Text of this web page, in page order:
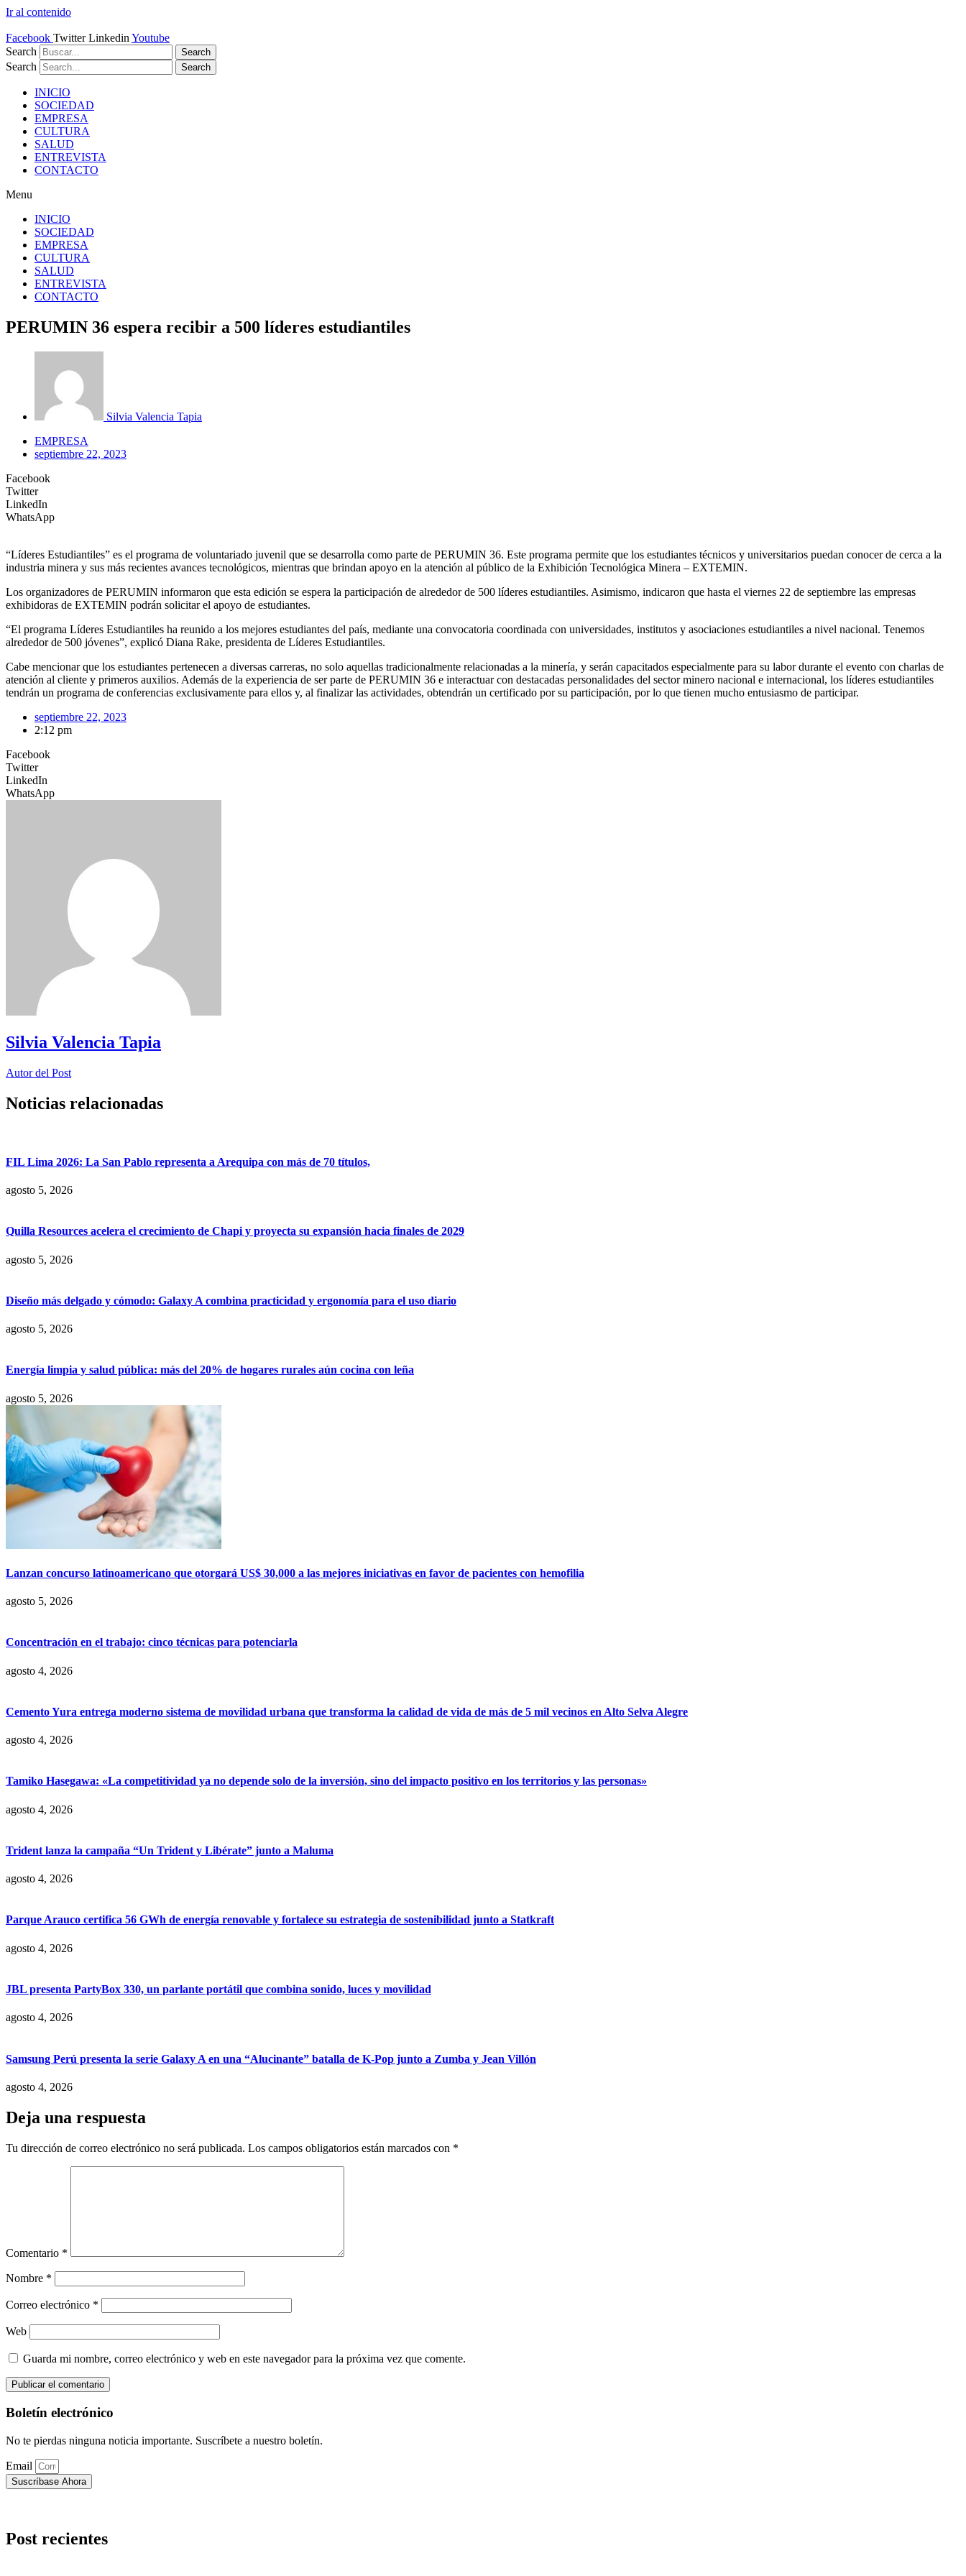
Ir al contenido
Facebook Twitter Linkedin Youtube
Search
Search
Search Search
INICIO
SOCIEDAD
EMPRESA
CULTURA
SALUD
ENTREVISTA
CONTACTO
Menu
INICIO
SOCIEDAD
EMPRESA
CULTURA
SALUD
ENTREVISTA
CONTACTO
PERUMIN 36 espera recibir a 500 líderes estudiantiles
Silvia Valencia Tapia
EMPRESA
septiembre 22, 2023
Facebook
Twitter
LinkedIn
WhatsApp
“Líderes Estudiantiles” es el programa de voluntariado juvenil que se desarrolla como parte de PERUMIN 36. Este programa permite que los estudiantes técnicos y universitarios puedan conocer de cerca a la
industria minera y sus más recientes avances tecnológicos, mientras que brindan apoyo en la atención al público de la Exhibición Tecnológica Minera – EXTEMIN.
Los organizadores de PERUMIN informaron que esta edición se espera la participación de alrededor de 500 líderes estudiantiles. Asimismo, indicaron que hasta el viernes 22 de septiembre las empresas
exhibidoras de EXTEMIN podrán solicitar el apoyo de estudiantes.
“El programa Líderes Estudiantiles ha reunido a los mejores estudiantes del país, mediante una convocatoria coordinada con universidades, institutos y asociaciones estudiantiles a nivel nacional. Tenemos
alrededor de 500 jóvenes”, explicó Diana Rake, presidenta de Líderes Estudiantiles.
Cabe mencionar que los estudiantes pertenecen a diversas carreras, no solo aquellas tradicionalmente relacionadas a la minería, y serán capacitados especialmente para su labor durante el evento con charlas de
atención al cliente y primeros auxilios. Además de la experiencia de ser parte de PERUMIN 36 e interactuar con destacadas personalidades del sector minero nacional e internacional, los líderes estudiantiles
tendrán un programa de conferencias exclusivamente para ellos y, al finalizar las actividades, obtendrán un certificado por su participación, por lo que tienen mucho entusiasmo de participar.
septiembre 22, 2023
2:12 pm
Facebook
Twitter
LinkedIn
WhatsApp
Silvia Valencia Tapia
Autor del Post
Noticias relacionadas
FIL Lima 2026: La San Pablo representa a Arequipa con más de 70 títulos,
agosto 5, 2026
Quilla Resources acelera el crecimiento de Chapi y proyecta su expansión hacia finales de 2029
agosto 5, 2026
Diseño más delgado y cómodo: Galaxy A combina practicidad y ergonomía para el uso diario
agosto 5, 2026
Energía limpia y salud pública: más del 20% de hogares rurales aún cocina con leña
agosto 5, 2026
Lanzan concurso latinoamericano que otorgará US$ 30,000 a las mejores iniciativas en favor de pacientes con hemofilia
agosto 5, 2026
Concentración en el trabajo: cinco técnicas para potenciarla
agosto 4, 2026
Cemento Yura entrega moderno sistema de movilidad urbana que transforma la calidad de vida de más de 5 mil vecinos en Alto Selva Alegre
agosto 4, 2026
Tamiko Hasegawa: «La competitividad ya no depende solo de la inversión, sino del impacto positivo en los territorios y las personas»
agosto 4, 2026
Trident lanza la campaña “Un Trident y Libérate” junto a Maluma
agosto 4, 2026
Parque Arauco certifica 56 GWh de energía renovable y fortalece su estrategia de sostenibilidad junto a Statkraft
agosto 4, 2026
JBL presenta PartyBox 330, un parlante portátil que combina sonido, luces y movilidad
agosto 4, 2026
Samsung Perú presenta la serie Galaxy A en una “Alucinante” batalla de K-Pop junto a Zumba y Jean Villón
agosto 4, 2026
Deja una respuesta
Tu dirección de correo electrónico no será publicada. Los campos obligatorios están marcados con *
Comentario *
Nombre *
Correo electrónico *
Web
Guarda mi nombre, correo electrónico y web en este navegador para la próxima vez que comente.
Boletín electrónico
No te pierdas ninguna noticia importante. Suscríbete a nuestro boletín.
Email
Suscríbase Ahora
Post recientes